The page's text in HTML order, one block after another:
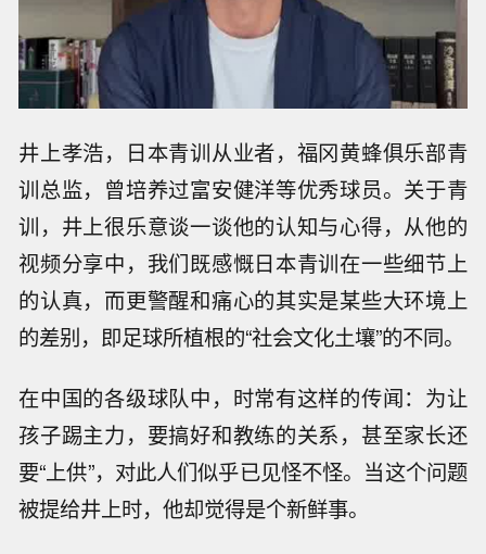
井上孝浩，日本青训从业者，福冈黄蜂俱乐部青
训总监，曾培养过富安健洋等优秀球员。关于青
训，井上很乐意谈一谈他的认知与心得，从他的
视频分享中，我们既感慨日本青训在一些细节上
的认真，而更警醒和痛心的其实是某些大环境上
的差别，即足球所植根的“社会文化土壤”的不同。
在中国的各级球队中，时常有这样的传闻：为让
孩子踢主力，要搞好和教练的关系，甚至家长还
要“上供”，对此人们似乎已见怪不怪。当这个问题
被提给井上时，他却觉得是个新鲜事。